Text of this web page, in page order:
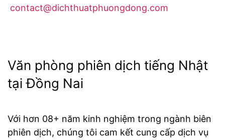
contact@dichthuatphuongdong.com
Văn phòng phiên dịch tiếng Nhật
tại Đồng Nai
Với hơn 08+ năm kinh nghiệm trong ngành biên
phiên dịch, chúng tôi cam kết cung cấp dịch vụ